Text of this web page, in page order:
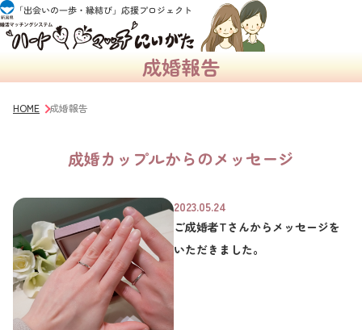
成婚報告
HOME 成婚報告
成婚カップルからのメッセージ
2023.05.24
ご成婚者Tさんからメッセージを
いただきました。